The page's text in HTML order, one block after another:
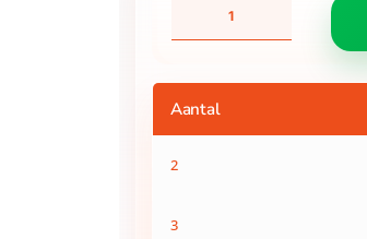
Bright
wokpan
cm
Aantal
2
3